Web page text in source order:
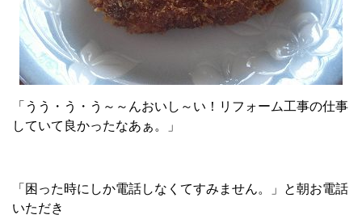
「うう・う・う～～んおいし～い！リフォーム工事の仕事
していて良かったなあぁ。」
「困った時にしか電話しなくてすみません。」と朝お電話
いただき